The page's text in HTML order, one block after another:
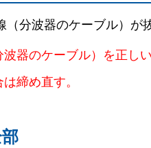
（分波器のケーブル）
器のケーブル）を正し
締め直す。